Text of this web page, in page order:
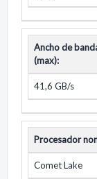
Ancho de
(max):
41,6 GB/s
Procesador
Comet Lake